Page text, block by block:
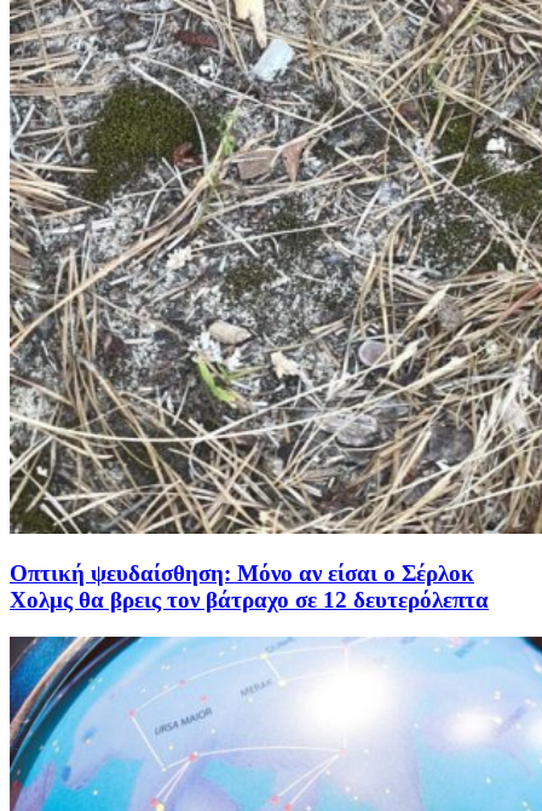
Οπτική ψευδαίσθηση: Μόνο αν είσαι ο Σέρλοκ
Χολμς θα βρεις τον βάτραχο σε 12 δευτερόλεπτα